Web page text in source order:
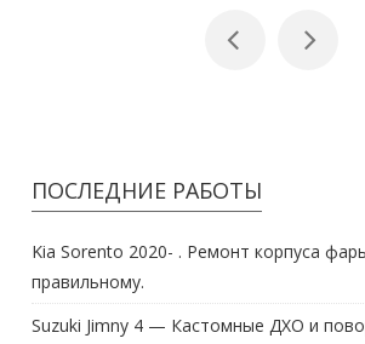
ПОСЛЕДНИЕ РАБОТЫ
Kia Sorento 2020- . Ремонт корпуса
правильному.
Suzuki Jimny 4 — Кастомные ДХО и